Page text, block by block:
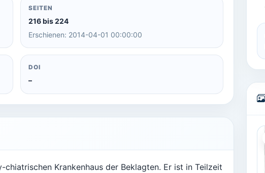
SEITEN
216 bis 224
Erschienen: 2014-04-01 00:00:00
DOI
–
Krankenhaus der Beklagten. Er ist in Teilzeit